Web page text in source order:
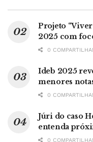
Projeto
2025 com
0
Ideb 2025
menores
0
Júri do caso
entenda
0